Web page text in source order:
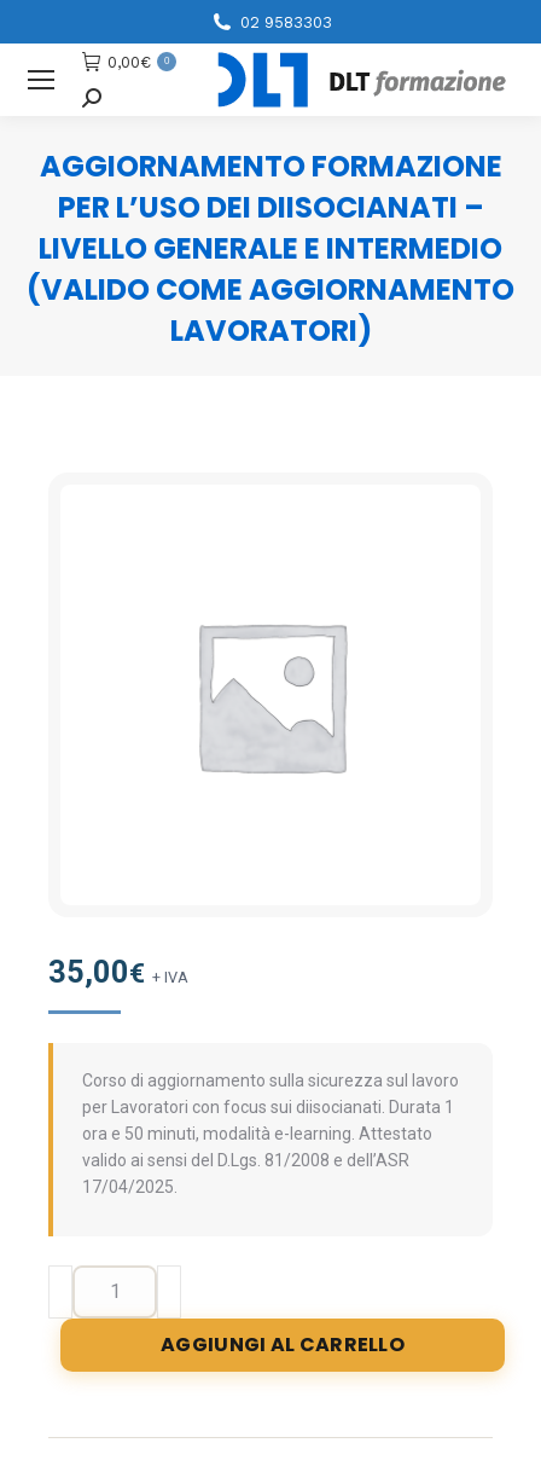
02 9583303
0,00€ 0
Cerca
AGGIORNAMENTO FORMAZIONE
PER L’USO DEI DIISOCIANATI –
LIVELLO GENERALE E INTERMEDIO
(VALIDO COME AGGIORNAMENTO
LAVORATORI)
35,00€ + IVA
Corso di aggiornamento sulla sicurezza sul lavoro
per Lavoratori con focus sui diisocianati. Durata 1
ora e 50 minuti, modalità e-learning. Attestato
valido ai sensi del D.Lgs. 81/2008 e dell’ASR
17/04/2025.
Aggiornamento
formazione
per
l'uso
-
AGGIUNGI AL CARRELLO